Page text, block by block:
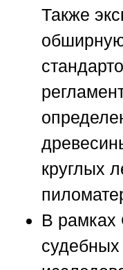
Также
круглых
В рамках
судебных